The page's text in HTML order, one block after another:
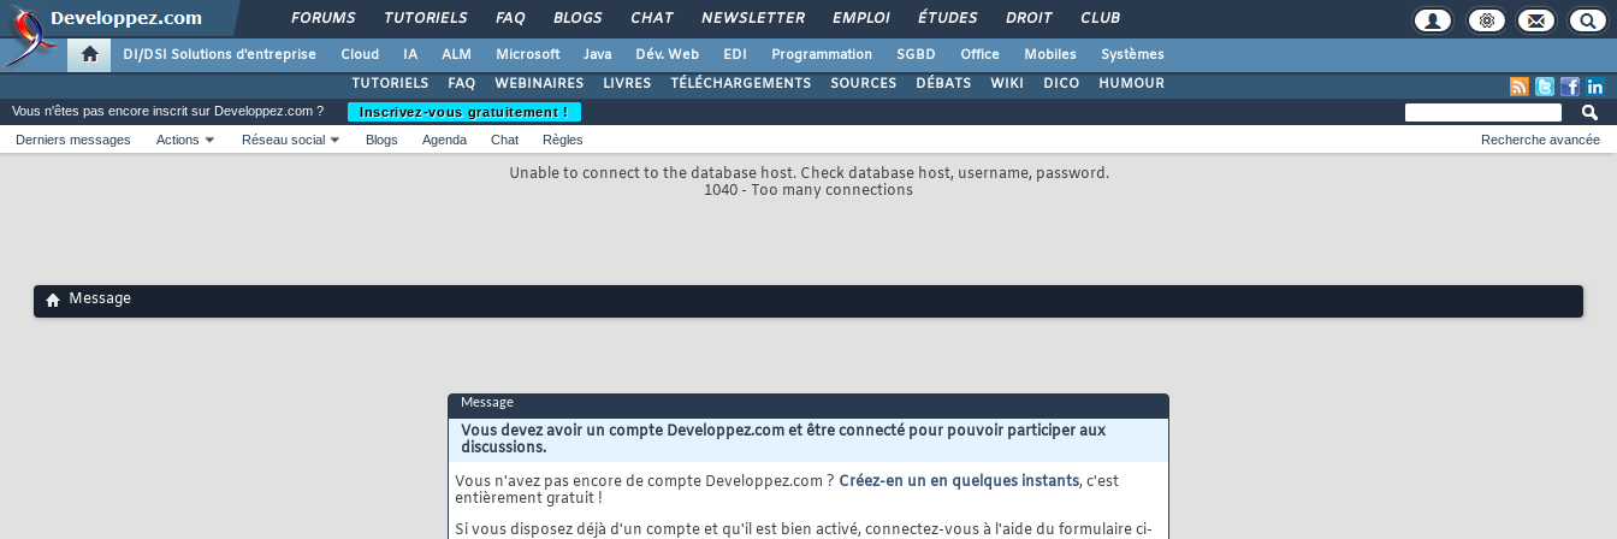
FORUMS TUTORIELS FAQ BLOGS CHAT NEWSLETTER EMPLOI ÉTUDES DROIT CLUB
DI/DSI Solutions d'entreprise Cloud IA ALM Microsoft Java Dév. Web EDI Programmation SGBD Office Mobiles
Systèmes
TUTORIELS
FAQ WEBINAIRES LIVRES TÉLÉCHARGEMENTS SOURCES DÉBATS WIKI DICO HUMOUR
Unable to connect to the database host. Check database host, username, password.
1040 - Too many connections
Vous n'êtes pas encore inscrit sur Developpez.com ?
Inscrivez-vous gratuitement !
Derniers messages
Actions Réseau social Blogs Agenda Chat Règles Recherche avancée
Message
Message
Vous devez avoir un compte Developpez.com et être connecté pour pouvoir participer aux
discussions.
Vous n'avez pas encore de compte Developpez.com ? Créez-en un en quelques instants, c'est
entièrement gratuit !
Si vous disposez déjà d'un compte et qu'il est bien activé, connectez-vous à l'aide du formulaire ci-